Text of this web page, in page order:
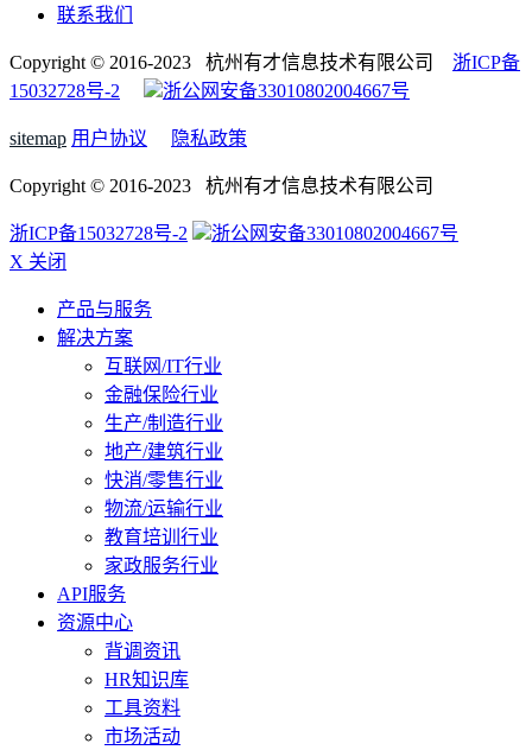
联系我们
Copyright © 2016-2023 杭州有才信息技术有限公司 浙ICP备
15032728号-2
浙公网安备33010802004667号
sitemap 用户协议 隐私政策
Copyright © 2016-2023 杭州有才信息技术有限公司
浙ICP备15032728号-2
浙公网安备33010802004667号
X 关闭
产品与服务
解决方案
互联网/IT行业
金融保险行业
生产/制造行业
地产/建筑行业
快消/零售行业
物流/运输行业
教育培训行业
家政服务行业
API服务
资源中心
背调资讯
HR知识库
工具资料
市场活动